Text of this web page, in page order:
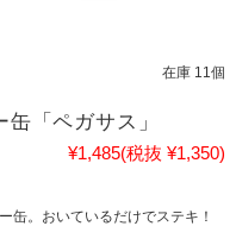
在庫 11個
「ペガサス」
¥1,485(税抜 ¥1,350)
缶。おいているだけでステキ！